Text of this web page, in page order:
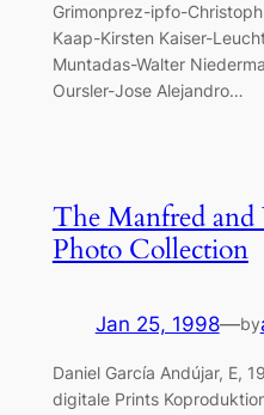
Grimonprez-ipfo-
Kaap-Kirsten Kaiser-
Muntadas-Walter
Oursler-Jose Alejandro…
The Manfred and
Photo Collection
Jan 25, 1998—by
Daniel García Andújar, E,
digitale Prints